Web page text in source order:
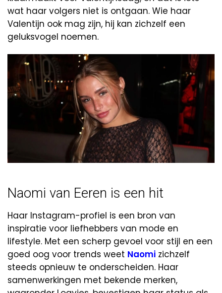
wat haar volgers niet is ontgaan. Wie haar
Valentijn ook mag zijn, hij kan zichzelf een
geluksvogel noemen.
Naomi van Eeren is een hit
Haar Instagram-profiel is een bron van
inspiratie voor liefhebbers van mode en
lifestyle. Met een scherp gevoel voor stijl en een
goed oog voor trends weet Naomi zichzelf
steeds opnieuw te onderscheiden. Haar
samenwerkingen met bekende merken,